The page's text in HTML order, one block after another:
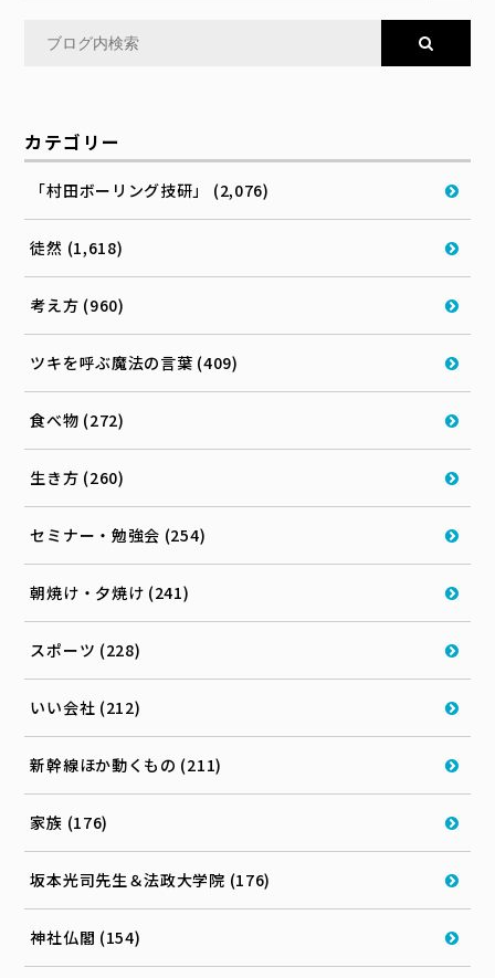
カテゴリー
「村田ボーリング技研」 (2,076)
徒然 (1,618)
考え方 (960)
ツキを呼ぶ魔法の言葉 (409)
食べ物 (272)
生き方 (260)
セミナー・勉強会 (254)
朝焼け・夕焼け (241)
スポーツ (228)
いい会社 (212)
新幹線ほか動くもの (211)
家族 (176)
坂本光司先生＆法政大学院 (176)
神社仏閣 (154)